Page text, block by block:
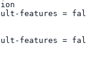
features =
features =